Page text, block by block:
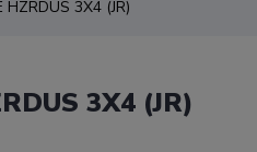
HZRDUS 3X4 (JR)
3X4 (JR)